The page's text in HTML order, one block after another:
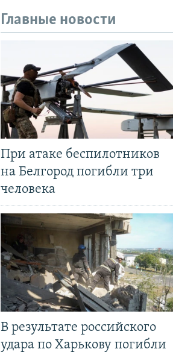
Главные новости
При атаке беспилотников
на Белгород погибли три
человека
В результате российского
удара по Харькову погибли